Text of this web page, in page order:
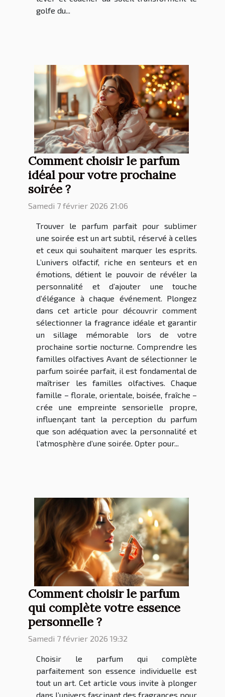
golfe du...
Comment choisir le parfum
idéal pour votre prochaine
soirée ?
Samedi 7 février 2026 21:06
Trouver le parfum parfait pour sublimer
une soirée est un art subtil, réservé à celles
et ceux qui souhaitent marquer les esprits.
L’univers olfactif, riche en senteurs et en
émotions, détient le pouvoir de révéler la
personnalité et d’ajouter une touche
d’élégance à chaque événement. Plongez
dans cet article pour découvrir comment
sélectionner la fragrance idéale et garantir
un sillage mémorable lors de votre
prochaine sortie nocturne. Comprendre les
familles olfactives Avant de sélectionner le
parfum soirée parfait, il est fondamental de
maîtriser les familles olfactives. Chaque
famille – florale, orientale, boisée, fraîche –
crée une empreinte sensorielle propre,
influençant tant la perception du parfum
que son adéquation avec la personnalité et
l’atmosphère d’une soirée. Opter pour...
Comment choisir le parfum
qui complète votre essence
personnelle ?
Samedi 7 février 2026 19:32
Choisir le parfum qui complète
parfaitement son essence individuelle est
tout un art. Cet article vous invite à plonger
dans l’univers fascinant des fragrances pour